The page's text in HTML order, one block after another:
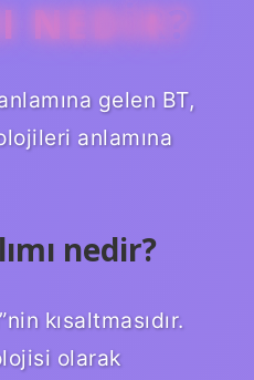
NEDIR?
gelen BT,
anlamına
nedir?
kısaltmasıdır.
olarak